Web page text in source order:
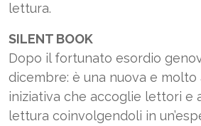
lettura.
SILENT BOOK
Dopo il fortunato esordio
dicembre: è una nuova e molto
iniziativa che accoglie lettori e
lettura coinvolgendoli in